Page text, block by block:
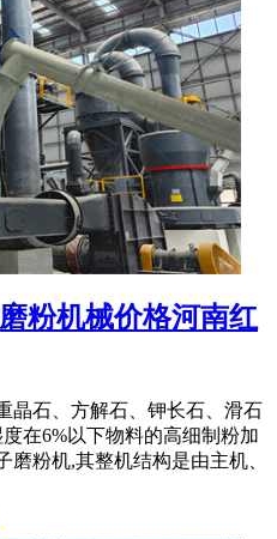
粉机械价格河南红
晶石、方解石、钾长石、滑石
在6%以下物料的高细制粉加
磨粉机,其整机结构是由主机、